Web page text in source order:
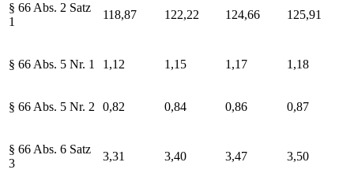
§ 66 Abs. 2 Satz
1
118,87 122,22 124,66 125,91
§ 66 Abs. 5 Nr. 1 1,12 1,15 1,17 1,18
§ 66 Abs. 5 Nr. 2 0,82 0,84 0,86 0,87
§ 66 Abs. 6 Satz
3
3,31 3,40 3,47 3,50